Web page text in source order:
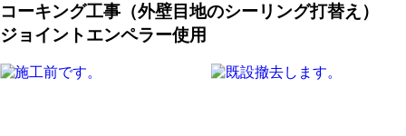
コーキング工事（外壁目地のシーリング打替え）
ジョイントエンペラー使用